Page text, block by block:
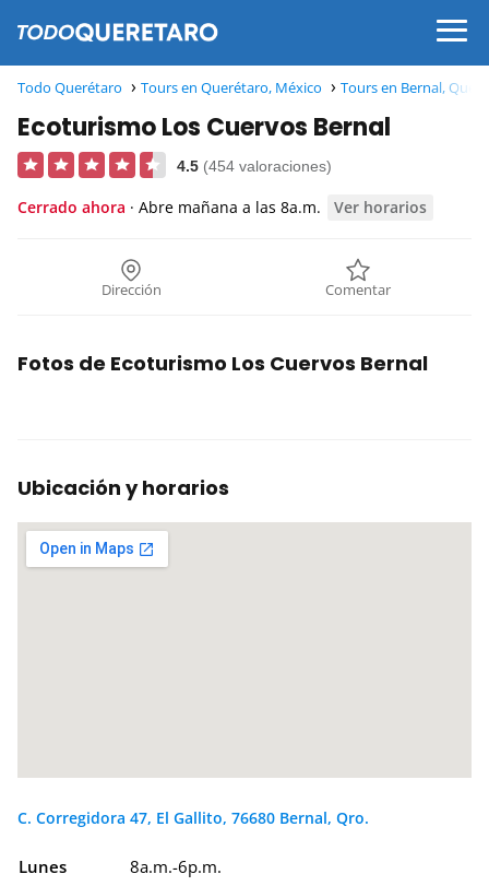
Todo Querétaro Tours en Querétaro, México Tours en Bernal,
Ecoturismo Los Cuervos Bernal
4.5 (454 valoraciones)
Cerrado ahora · Abre mañana a las 8a.m. Ver horarios
Dirección Comentar
Fotos de Ecoturismo Los Cuervos Bernal
Ubicación y horarios
C. Corregidora 47, El Gallito, 76680 Bernal, Qro.
Lunes
8a.m.-6p.m.